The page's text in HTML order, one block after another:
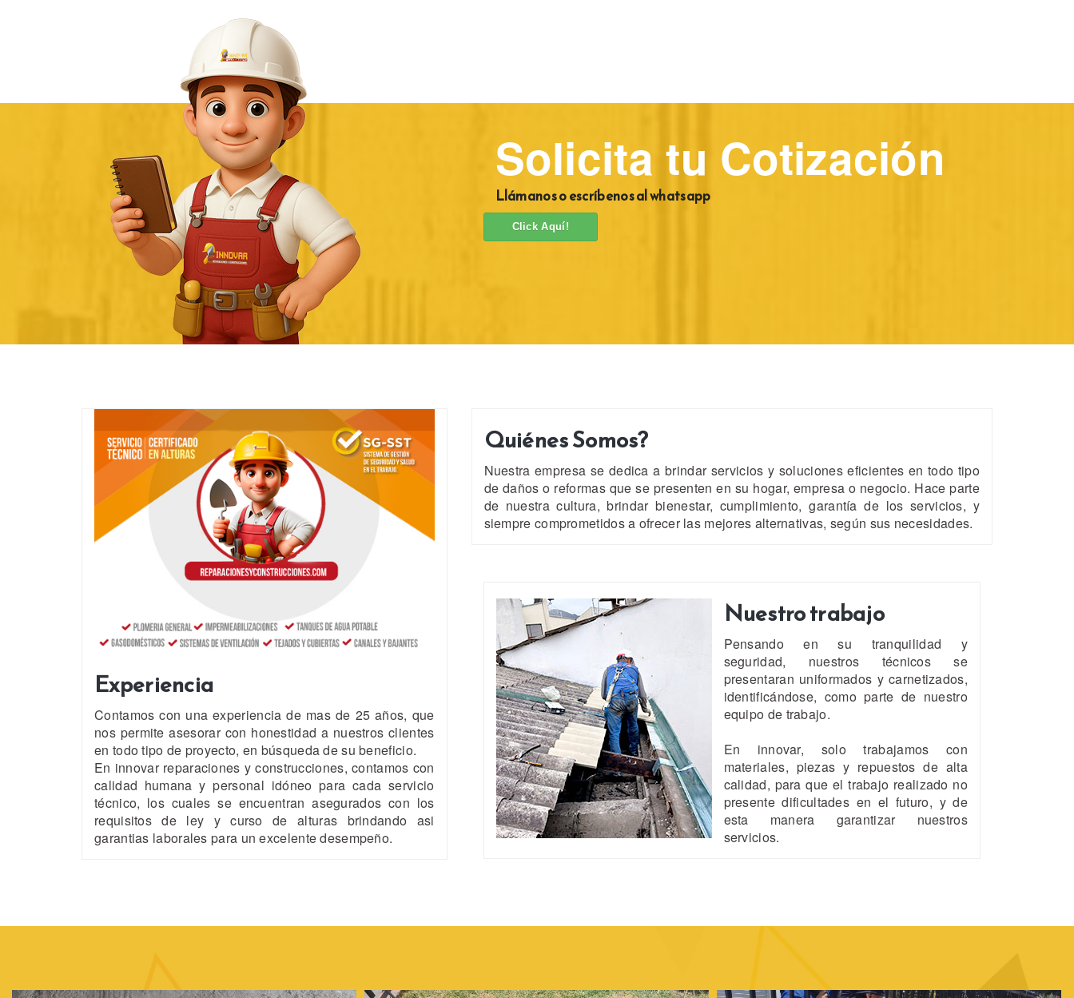
Solicita tu Cotización
Llámanos o escríbenos al whatsapp
Click Aquí!
Experiencia
Contamos con una experiencia de mas de 25 años, que
nos permite asesorar con honestidad a nuestros clientes
en todo tipo de proyecto, en búsqueda de su beneficio.
En innovar reparaciones y construcciones, contamos con
calidad humana y personal idóneo para cada servicio
técnico, los cuales se encuentran asegurados con los
requisitos de ley y curso de alturas brindando asi
garantias laborales para un excelente desempeño.
Quiénes Somos?
Nuestra empresa se dedica a brindar servicios y soluciones eficientes en todo tipo
de daños o reformas que se presenten en su hogar, empresa o negocio. Hace parte
de nuestra cultura, brindar bienestar, cumplimiento, garantía de los servicios, y
siempre comprometidos a ofrecer las mejores alternativas, según sus necesidades.
Nuestro trabajo
Pensando en su tranquilidad y
seguridad, nuestros técnicos se
presentaran uniformados y carnetizados,
identificándose, como parte de nuestro
equipo de trabajo.
En innovar, solo trabajamos con
materiales, piezas y repuestos de alta
calidad, para que el trabajo realizado no
presente dificultades en el futuro, y de
esta manera garantizar nuestros
servicios.